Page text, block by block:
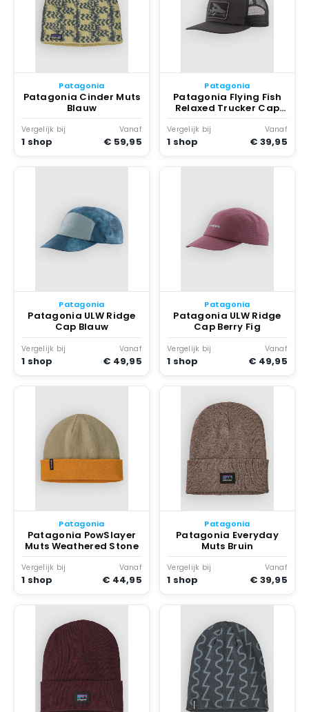
Patagonia
Patagonia Cinder Muts
Blauw
Vergelijk bij
1 shop
Vanaf
€ 59,95
Patagonia
Patagonia Flying Fish
Relaxed Trucker Cap
Zwart
Vergelijk bij
1 shop
Vanaf
€ 39,95
Patagonia
Patagonia ULW Ridge
Cap Blauw
Vergelijk bij
1 shop
Vanaf
€ 49,95
Patagonia
Patagonia ULW Ridge
Cap Berry Fig
Vergelijk bij
1 shop
Vanaf
€ 49,95
Patagonia
Patagonia PowSlayer
Muts Weathered Stone
Vergelijk bij
1 shop
Vanaf
€ 44,95
Patagonia
Patagonia Everyday
Muts Bruin
Vergelijk bij
1 shop
Vanaf
€ 39,95